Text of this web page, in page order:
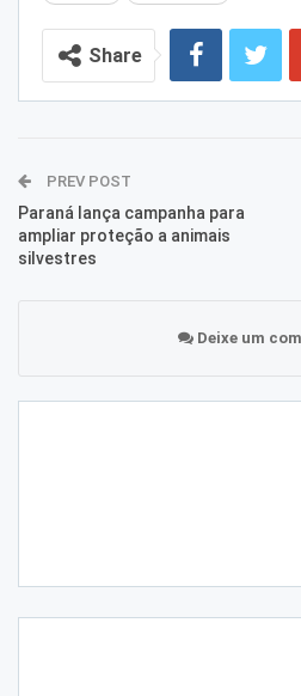
Share
PREV POST
Paraná lança campanha para
ampliar proteção a animais
silvestres
Deixe um